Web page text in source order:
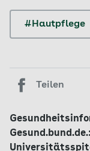
#Hautpflege
Teilen
Gesund.bund.de.: